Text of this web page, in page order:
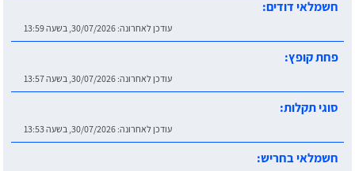
פחת קופץ:
עודכן לאחרונה: 30/07/2026, בשעה 13:57
סוגי תקלות:
עודכן לאחרונה: 30/07/2026, בשעה 13:53
חשמלאי בחריש:
עודכן לאחרונה: 30/07/2026, בשעה 14:06
חשמלאי מזגנים: